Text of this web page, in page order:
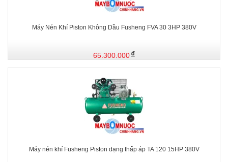
Máy Nén Khí Piston Không Dầu Fusheng FVA 30 3HP 380V
65.300.000
Máy nén khí Fusheng Piston dạng thấp áp TA 120 15HP 380V